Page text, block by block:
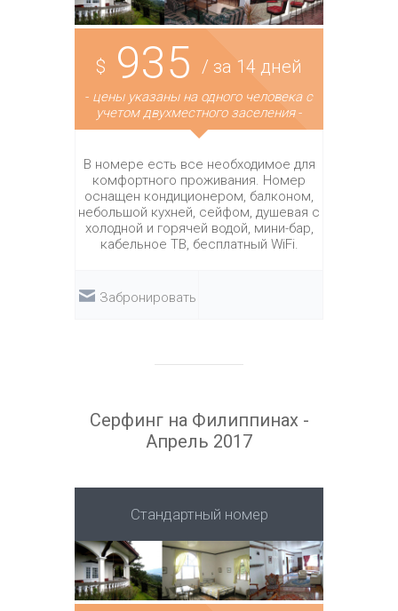
$ 935 / за 14 дней
- цены указаны на одного человека с
учетом двухместного заселения-
В номере есть все необходимое для
комфортного проживания. Номер
оснащен кондиционером, балконом,
небольшой кухней, сейфом, душевая с
холодной и горячей водой, мини-бар,
кабельное ТВ, бесплатный WiFi.
Забронировать
Серфинг на Филиппинах -
Апрель 2017
Стандартный номер